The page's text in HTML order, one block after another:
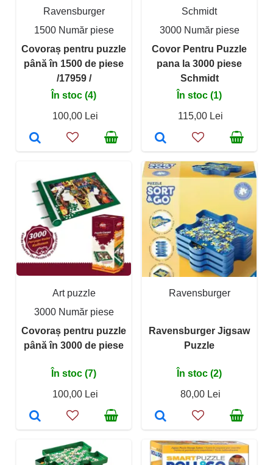
Ravensburger
1500 Număr piese
Covoraș pentru puzzle
până în 1500 de piese
/17959 /
În stoc (4)
100,00 Lei
Schmidt
3000 Număr piese
Covor Pentru Puzzle
pana la 3000 piese
Schmidt
În stoc (1)
115,00 Lei
Art puzzle
3000 Număr piese
Covoraș pentru puzzle
până în 3000 de piese
În stoc (7)
100,00 Lei
Ravensburger
Ravensburger Jigsaw
Puzzle
În stoc (2)
80,00 Lei